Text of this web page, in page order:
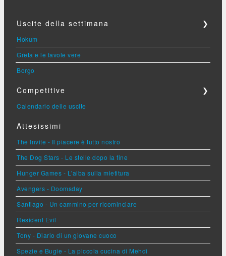
Uscite della settimana ❯
Hokum
Greta e le favole vere
Borgo
Competitive ❯
Calendario delle uscite
Attesissimi
The Invite - Il piacere è tutto nostro
The Dog Stars - Le stelle dopo la fine
Hunger Games - L'alba sulla mietitura
Avengers - Doomsday
Santiago - Un cammino per ricominciare
Resident Evil
Tony - Diario di un giovane cuoco
Spezie e Bugie - La piccola cucina di Mehdi